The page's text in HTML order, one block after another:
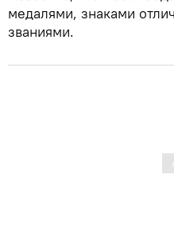
медалями, знаками
званиями.